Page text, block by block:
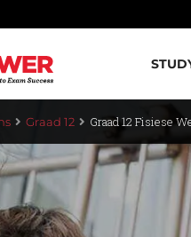
Graad 12 Graad 12 Fisiese